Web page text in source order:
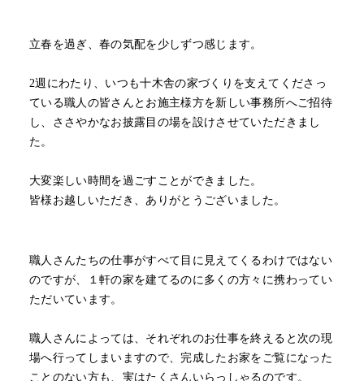
立春を過ぎ、春の気配を少しずつ感じます。
2週にわたり、いつも十木舎の家づくりを支えてくださっ
ている職人の皆さんとお施主様方を新しい事務所へご招待
し、ささやかなお披露目の場を設けさせていただきまし
た。
大変楽しい時間を過ごすことができました。
皆様お越しいただき、ありがとうございました。
職人さんたちの仕事がすべて目に見えてくるわけではない
のですが、１軒の家を建てるのに多くの方々に携わってい
ただいています。
職人さんによっては、それぞれのお仕事を終えると次の現
場へ行ってしまいますので、完成したお家をご覧になった
ことのない方も、実はたくさんいらっしゃるのです。